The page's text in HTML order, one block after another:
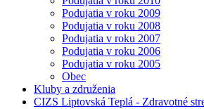
Podujatia v roku 2009
Podujatia v roku 2008
Podujatia v roku 2007
Podujatia v roku 2006
Podujatia v roku 2005
Obec
Kluby a združenia
CIZS Liptovská Teplá - Zdravotné